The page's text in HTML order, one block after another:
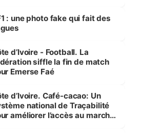
la scène internationale »
: une photo fake qui fait des
d’Ivoire - Football. La
siffle la fin de match
Emerse Faé
d’Ivoire. Café-cacao: Un
national de Traçabilité
améliorer l’accès au marché